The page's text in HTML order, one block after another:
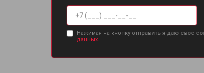
Нажимая на кнопку отправить я даю свое
данных.